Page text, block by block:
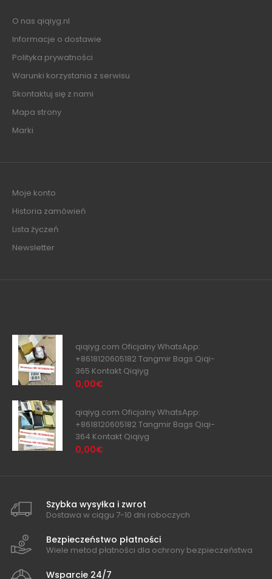
O nas qiqiyg.nl
Informacje o dostawie
Polityka prywatności
Warunki korzystania z serwisu
Skontaktuj się z nami
Mapa strony
Marki
Moje konto
Historia zamówień
Lista życzeń
Newsletter
qiqiyg.com Oficjalny WhatsApp:
+8618120605182 Tangmir Bags Qiqi-
365 Kontakt Qiqiyg
0,00€
qiqiyg.com Oficjalny WhatsApp:
+8618120605182 Tangmir Bags Qiqi-
364 Kontakt Qiqiyg
0,00€
Szybka wysyłka i zwrot
Dostawa w ciągu 7-10 dni roboczych
Bezpieczeństwo płatności
Wiele metod płatności dla ochrony bezpieczeństwa
Wsparcie 24/7